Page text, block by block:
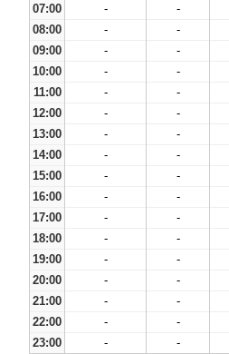
07:00
- -
08:00
- -
09:00
- -
10:00
- -
11:00
- -
12:00
- -
13:00
- -
14:00
- -
15:00
- -
16:00
- -
17:00
- -
18:00
- -
19:00
- -
20:00
- -
21:00
- -
22:00
- -
23:00
- -